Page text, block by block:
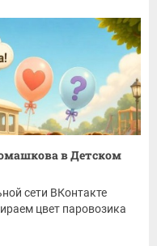
в Детском
сети ВКонтакте
цвет паровозика